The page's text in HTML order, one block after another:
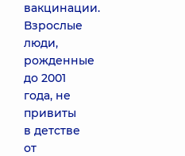
вакцинации.
Взрослые
люди,
рожденные
до 2001
года, не
привиты
в детстве
от